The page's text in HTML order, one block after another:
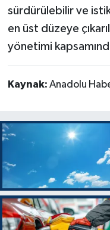
sürdürülebilir ve
en üst düzeye
yönetimi
Kaynak: Anadolu